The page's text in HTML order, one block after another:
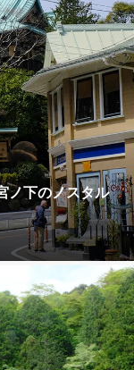
ノ下のノスタル